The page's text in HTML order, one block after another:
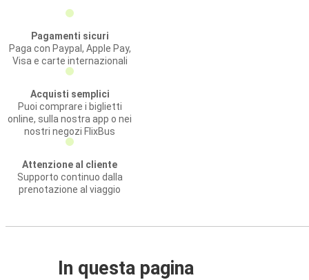
Pagamenti sicuri
Paga con Paypal, Apple Pay,
Visa e carte internazionali
Acquisti semplici
Puoi comprare i biglietti
online, sulla nostra app o nei
nostri negozi FlixBus
Attenzione al cliente
Supporto continuo dalla
prenotazione al viaggio
In questa pagina